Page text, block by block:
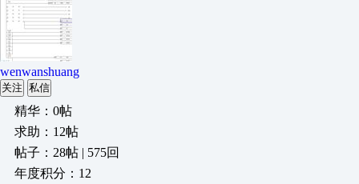
wenwanshuang
关注 私信
精华：0帖
求助：12帖
帖子：28帖 | 575回
年度积分：12